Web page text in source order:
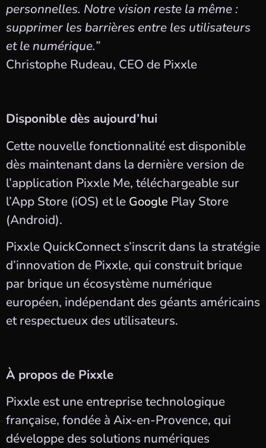
personnelles. Notre vision reste la même :
supprimer les barrières entre les utilisateurs
et le numérique.”
Christophe Rudeau, CEO de Pixxle
Disponible dès aujourd’hui
Cette nouvelle fonctionnalité est disponible
dès maintenant dans la dernière version de
l’application Pixxle Me, téléchargeable sur
l’App Store (iOS) et le Google Play Store
(Android).
Pixxle QuickConnect s’inscrit dans la stratégie
d’innovation de Pixxle, qui construit brique
par brique un écosystème numérique
européen, indépendant des géants américains
et respectueux des utilisateurs.
À propos de Pixxle
Pixxle est une entreprise technologique
française, fondée à Aix-en-Provence, qui
développe des solutions numériques